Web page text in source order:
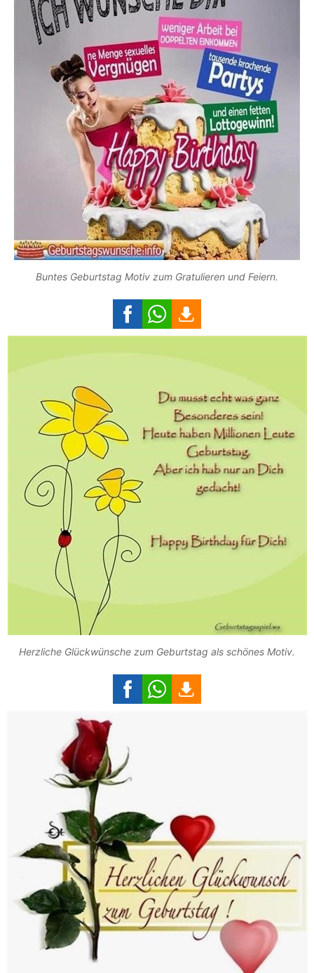
Buntes Geburtstag Motiv zum Gratulieren und Feiern.
Herzliche Glückwünsche zum Geburtstag als schönes Motiv.